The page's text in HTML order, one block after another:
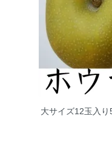
大サイズ12玉入